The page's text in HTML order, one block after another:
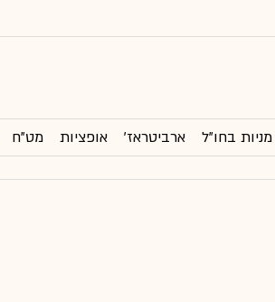
מניות בחו"ל ארביטראז' אופציות מט"ח